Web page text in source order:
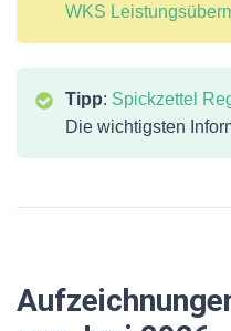
WKS
Tipp: Spickzettel
Die wichtigsten